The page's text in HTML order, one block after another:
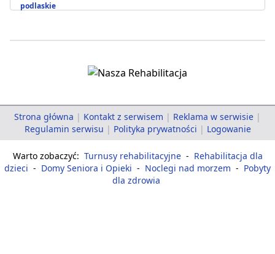
podlaskie
Strona główna | Kontakt z serwisem | Reklama w serwisie |
Regulamin serwisu | Polityka prywatności | Logowanie
Warto zobaczyć: Turnusy rehabilitacyjne - Rehabilitacja dla
dzieci - Domy Seniora i Opieki - Noclegi nad morzem - Pobyty
dla zdrowia